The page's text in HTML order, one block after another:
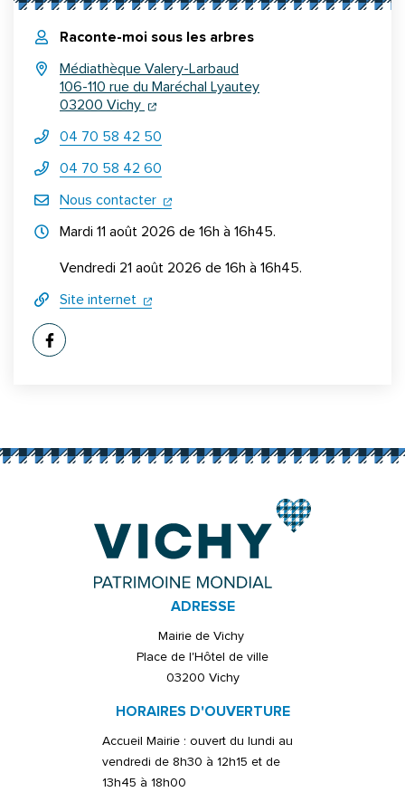
Raconte-moi sous les arbres
Médiathèque Valery-Larbaud
106-110 rue du Maréchal Lyautey
03200 Vichy (ouverture dans un nouvel onglet)
(ouverture dans un nouvel onglet)
04 70 58 42 50
04 70 58 42 60
Nous contacter
(ouverture dans un nouvel onglet)
Horraires d'ouverture
Mardi 11 août 2026 de 16h à 16h45.
Vendredi 21 août 2026 de 16h à 16h45.
Site internet (ouverture dans un nouvel onglet)
(ouverture dans un nouvel onglet)
ADRESSE
Mairie de Vichy
Place de l'Hôtel de ville
03200 Vichy
HORAIRES D'OUVERTURE
Accueil Mairie : ouvert du lundi au
vendredi de 8h30 à 12h15 et de
13h45 à 18h00